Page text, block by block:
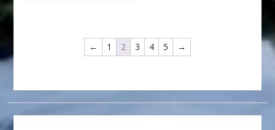
← 1 2 3 4 5 →